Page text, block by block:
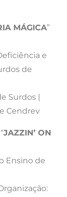
MÁGICA”
e
de
Surdos |
Cendrev
JAZZIN’ ON
Ensino de